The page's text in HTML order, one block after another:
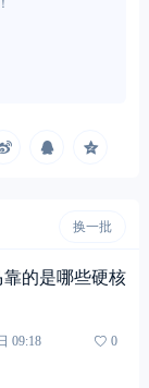
换一批
的是哪些硬核
09:18
0